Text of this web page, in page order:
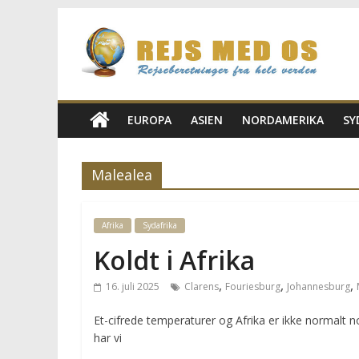
contentRejs
Med
Os
Rejseblog
for
Frida,
Morten
EUROPA ASIEN NORDAMERIKA
Malealea
Afrika Sydafrika
Koldt i Afrika
16. juli 2025 Clarens, Fouriesburg, Johannesburg,
Et-cifrede temperaturer og Afrika er ikke normalt
har vi